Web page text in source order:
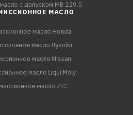
с допуском MB 229.5
МАСЛО
масло Honda
масло Лукойл
масло Nissan
масло Liqui Moly
масло ZIC